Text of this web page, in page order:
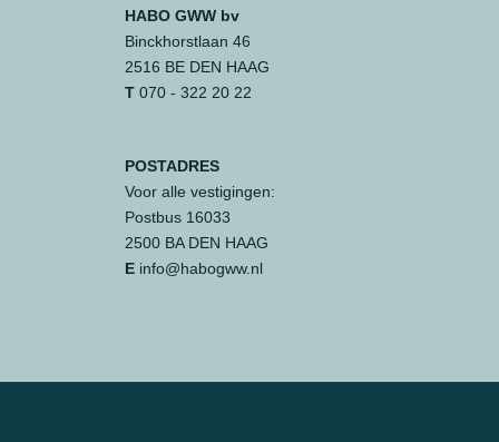
HABO GWW bv
Binckhorstlaan 46
2516 BE DEN HAAG
T 070 - 322 20 22
POSTADRES
Voor alle vestigingen:
Postbus 16033
2500 BA DEN HAAG
E info@habogww.nl